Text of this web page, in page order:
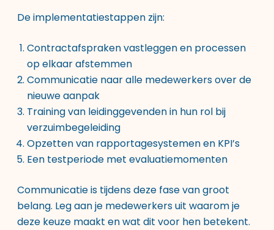
De implementatiestappen zijn:
Contractafspraken vastleggen en processen
op elkaar afstemmen
Communicatie naar alle medewerkers over de
nieuwe aanpak
Training van leidinggevenden in hun rol bij
verzuimbegeleiding
Opzetten van rapportagesystemen en KPI’s
Een testperiode met evaluatiemomenten
Communicatie is tijdens deze fase van groot
belang. Leg aan je medewerkers uit waarom je
deze keuze maakt en wat dit voor hen betekent.